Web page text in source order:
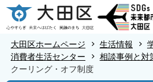
こ
の
大田区ホームページ 生活情報
消費者生活センター
相談事例と対
クーリング・オフ制度